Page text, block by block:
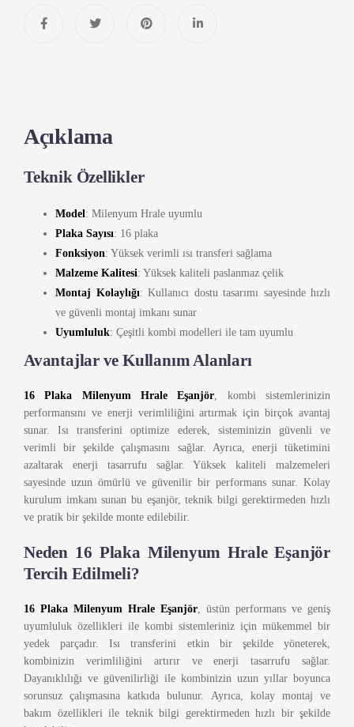
Açıklama
Teknik Özellikler
Model: Milenyum Hrale uyumlu
Plaka Sayısı: 16 plaka
Fonksiyon: Yüksek verimli ısı transferi sağlama
Malzeme Kalitesi: Yüksek kaliteli paslanmaz çelik
Montaj Kolaylığı: Kullanıcı dostu tasarımı sayesinde hızlı
ve güvenli montaj imkanı sunar
Uyumluluk: Çeşitli kombi modelleri ile tam uyumlu
Avantajlar ve Kullanım Alanları
16 Plaka Milenyum Hrale Eşanjör, kombi sistemlerinizin
performansını ve enerji verimliliğini artırmak için birçok avantaj
sunar. Isı transferini optimize ederek, sisteminizin güvenli ve
verimli bir şekilde çalışmasını sağlar. Ayrıca, enerji tüketimini
azaltarak enerji tasarrufu sağlar. Yüksek kaliteli malzemeleri
sayesinde uzun ömürlü ve güvenilir bir performans sunar. Kolay
kurulum imkanı sunan bu eşanjör, teknik bilgi gerektirmeden hızlı
ve pratik bir şekilde monte edilebilir.
Neden 16 Plaka Milenyum Hrale Eşanjör
Tercih Edilmeli?
16 Plaka Milenyum Hrale Eşanjör, üstün performans ve geniş
uyumluluk özellikleri ile kombi sistemleriniz için mükemmel bir
yedek parçadır. Isı transferini etkin bir şekilde yöneterek,
kombinizin verimliliğini artırır ve enerji tasarrufu sağlar.
Dayanıklılığı ve güvenilirliği ile kombinizin uzun yıllar boyunca
sorunsuz çalışmasına katkıda bulunur. Ayrıca, kolay montaj ve
bakım özellikleri ile teknik bilgi gerektirmeden hızlı bir şekilde